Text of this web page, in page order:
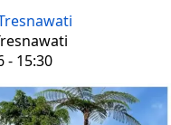
- 15:30